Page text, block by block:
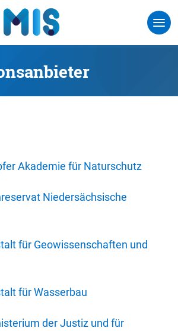
Akademie für Naturschutz
Niedersächsische
für Geowissenschaften und
für Wasserbau
der Justiz und für